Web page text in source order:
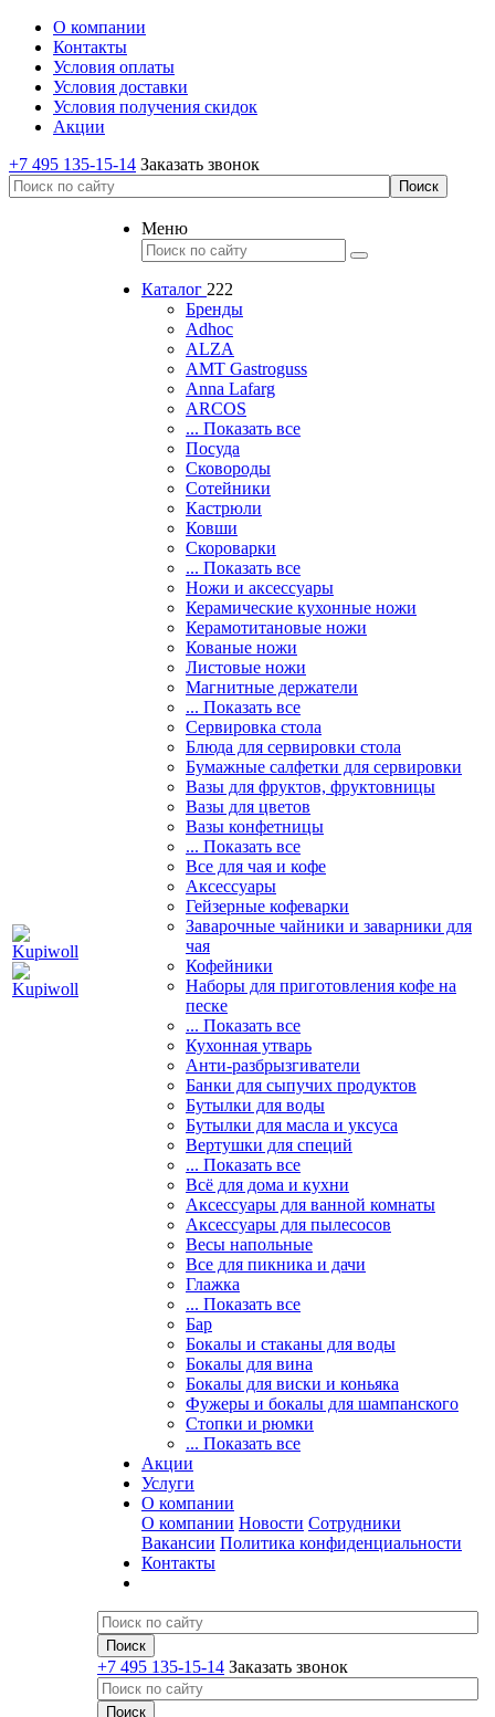
О компании
Контакты
Условия оплаты
Условия доставки
Условия получения скидок
Акции
+7 495 135-15-14 Заказать звонок
Меню
Каталог 222
Бренды
Adhoc
ALZA
AMT Gastroguss
Anna Lafarg
ARCOS
... Показать все
Посуда
Сковороды
Сотейники
Кастрюли
Ковши
Скороварки
... Показать все
Ножи и аксессуары
Керамические кухонные ножи
Керамотитановые ножи
Кованые ножи
Листовые ножи
Магнитные держатели
... Показать все
Сервировка стола
Блюда для сервировки стола
Бумажные салфетки для сервировки
Вазы для фруктов, фруктовницы
Вазы для цветов
Вазы конфетницы
... Показать все
Все для чая и кофе
Аксессуары
Гейзерные кофеварки
Заварочные чайники и заварники для
чая
Кофейники
Наборы для приготовления кофе на
песке
... Показать все
Кухонная утварь
Анти-разбрызгиватели
Банки для сыпучих продуктов
Бутылки для воды
Бутылки для масла и уксуса
Вертушки для специй
... Показать все
Всё для дома и кухни
Аксессуары для ванной комнаты
Аксессуары для пылесосов
Весы напольные
Все для пикника и дачи
Глажка
... Показать все
Бар
Бокалы и стаканы для воды
Бокалы для вина
Бокалы для виски и коньяка
Фужеры и бокалы для шампанского
Стопки и рюмки
... Показать все
Акции
Услуги
О компании
О компании Новости Сотрудники
Вакансии Политика конфиденциальности
Контакты
+7 495 135-15-14 Заказать звонок